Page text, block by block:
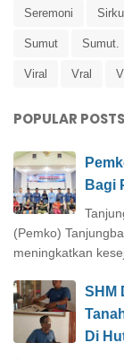
Seremoni
Sumut Sumut.
Viral Vral
POPULAR POSTS
Bagi
(Pemko)
meningkatkan
SHM
Di